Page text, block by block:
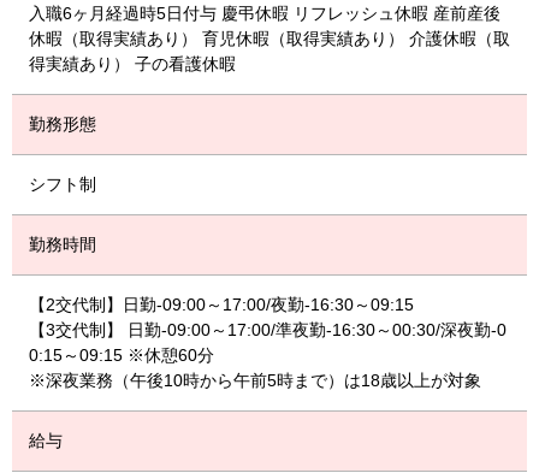
入職6ヶ月経過時5日付与 慶弔休暇 リフレッシュ休暇 産前産後
休暇（取得実績あり） 育児休暇（取得実績あり） 介護休暇（取
得実績あり） 子の看護休暇
勤務形態
シフト制
勤務時間
【2交代制】日勤-09:00～17:00/夜勤-16:30～09:15
【3交代制】 日勤-09:00～17:00/準夜勤-16:30～00:30/深夜勤-0
0:15～09:15 ※休憩60分
※深夜業務（午後10時から午前5時まで）は18歳以上が対象
給与